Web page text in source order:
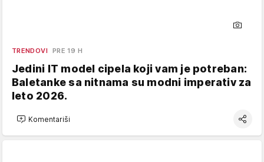
TRENDOVI PRE 19 H
Jedini IT model cipela koji vam je potreban:
Baletanke sa nitnama su modni imperativ za
leto 2026.
Komentariši